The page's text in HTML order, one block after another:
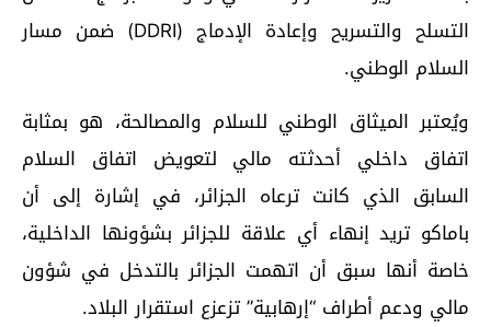
التسلح والتسريح وإعادة الإدماج (DDRI) ضمن مسار
السلام الوطني.
ويُعتبر الميثاق الوطني للسلام والمصالحة، هو بمثابة
اتفاق داخلي أحدثته مالي لتعويض اتفاق السلام
السابق الذي كانت ترعاه الجزائر، في إشارة إلى أن
باماكو تريد إنهاء أي علاقة للجزائر بشؤونها الداخلية،
خاصة أنها سبق أن اتهمت الجزائر بالتدخل في شؤون
مالي ودعم أطراف “إرهابية” تزعزع استقرار البلاد.